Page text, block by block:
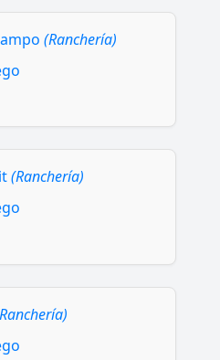
(Ranchería)
(Ranchería)